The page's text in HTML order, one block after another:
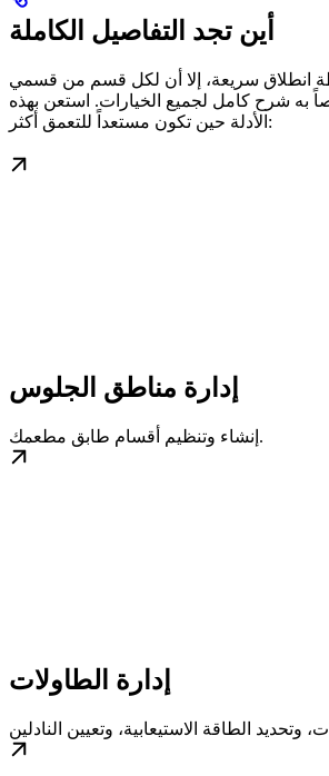
أين تجد التفاصيل الكاملة
انطلاق سريعة، إلا أن لكل قسم من قسمي
به شرح كامل لجميع الخيارات. استعن بهذه
الأدلة حين تكون مستعداً للتعمق أكثر:
إدارة مناطق الجلوس
إنشاء وتنظيم أقسام طابق مطعمك.
إدارة الطاولات